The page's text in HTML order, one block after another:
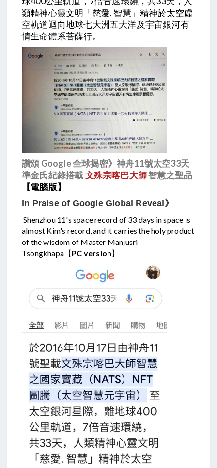
類精神心靈文明「慈愛. 智慧」精神於太空虛
空軌道迴向地球七大洲五大洋及宇宙銀河有
情生命體系菩薩行。
讚頌 Google 全球揭密》神舟11號太空33天
準金氏紀錄搭載文殊宗喀巴大師智慧之聖品
【電腦版】
In Praise of Google Global Reveal》
Shenzhou 11's space record of 33 days in space is
almost Kim's record, and it carries the holy product
of the wisdom of Master Manjusri
Tsongkhapa【PC version】